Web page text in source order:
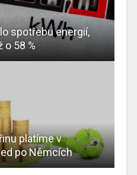
spotřebu energií,
o 58 %
platíme v
po Němcích